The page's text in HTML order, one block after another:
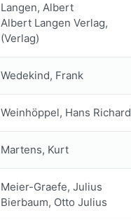
Langen, Albert
Albert Langen Verlag,
(Verlag)
Wedekind, Frank
Weinhöppel, Hans Richard
Martens, Kurt
Meier-Graefe, Julius
Bierbaum, Otto Julius